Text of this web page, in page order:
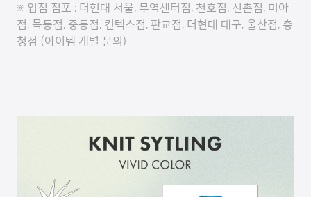
※ 입점 점포 : 더현대 서울, 무역센터점, 천호점, 신촌점, 미아
점, 목동점, 중동점, 킨텍스점, 판교점, 더현대 대구, 울산점, 충
청점 (아이템 개별 문의)